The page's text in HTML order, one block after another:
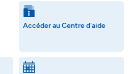
Accéder au Centre d'aide